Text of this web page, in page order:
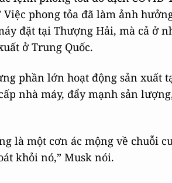
phong tỏa đã làm ảnh
đặt tại Thượng Hải, mà cả ở
ở Trung Quốc.
phần lớn hoạt động sản xuất
nhà máy, đẩy mạnh sản
là một cơn ác mộng về chuỗi
khỏi nó,” Musk nói.